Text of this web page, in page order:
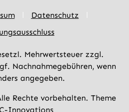
Datenschutz
Mehrwertsteuer zzgl.
Nachnahmegebühren, wenn
angegeben.
Rechte vorbehalten. Theme
Innovations